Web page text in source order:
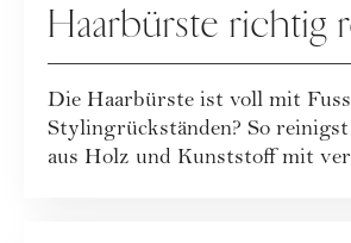
Haarbürste richtig
Die Haarbürste ist voll mit
Stylingrückständen? So
aus Holz und Kunststoff mit